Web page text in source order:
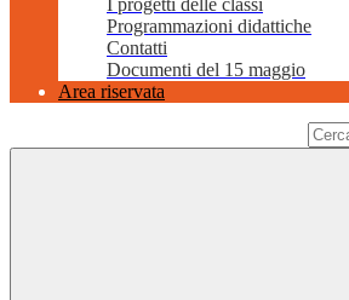
I progetti delle classi
Programmazioni didattiche
Contatti
Documenti del 15 maggio
Area riservata